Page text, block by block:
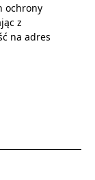
ochrony
z
na adres